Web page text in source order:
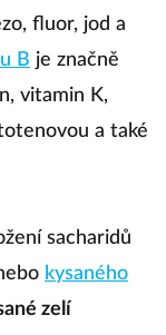
fluor, jod a
B je značně
vitamin K,
a také
sacharidů
kysaného
zelí